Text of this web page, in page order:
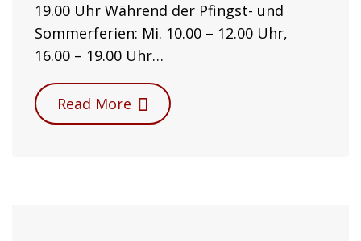
19.00 Uhr Während der Pfingst- und
Sommerferien: Mi. 10.00 – 12.00 Uhr,
16.00 – 19.00 Uhr…
Read More